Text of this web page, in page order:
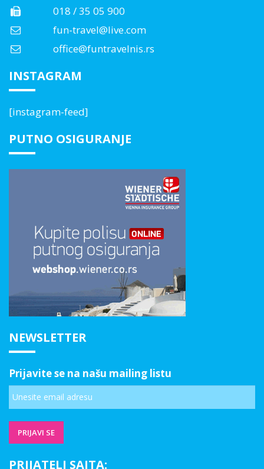
018 / 35 05 900
fun-travel@live.com
office@funtravelnis.rs
INSTAGRAM
[instagram-feed]
PUTNO OSIGURANJE
NEWSLETTER
Prijavite se na našu mailing listu
PRIJATELJ SAJTA: